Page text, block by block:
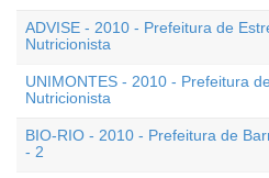
ADVISE - 2010 - Prefeitura de
Nutricionista
UNIMONTES - 2010 - Prefeitura
Nutricionista
BIO-RIO - 2010 - Prefeitura de
- 2